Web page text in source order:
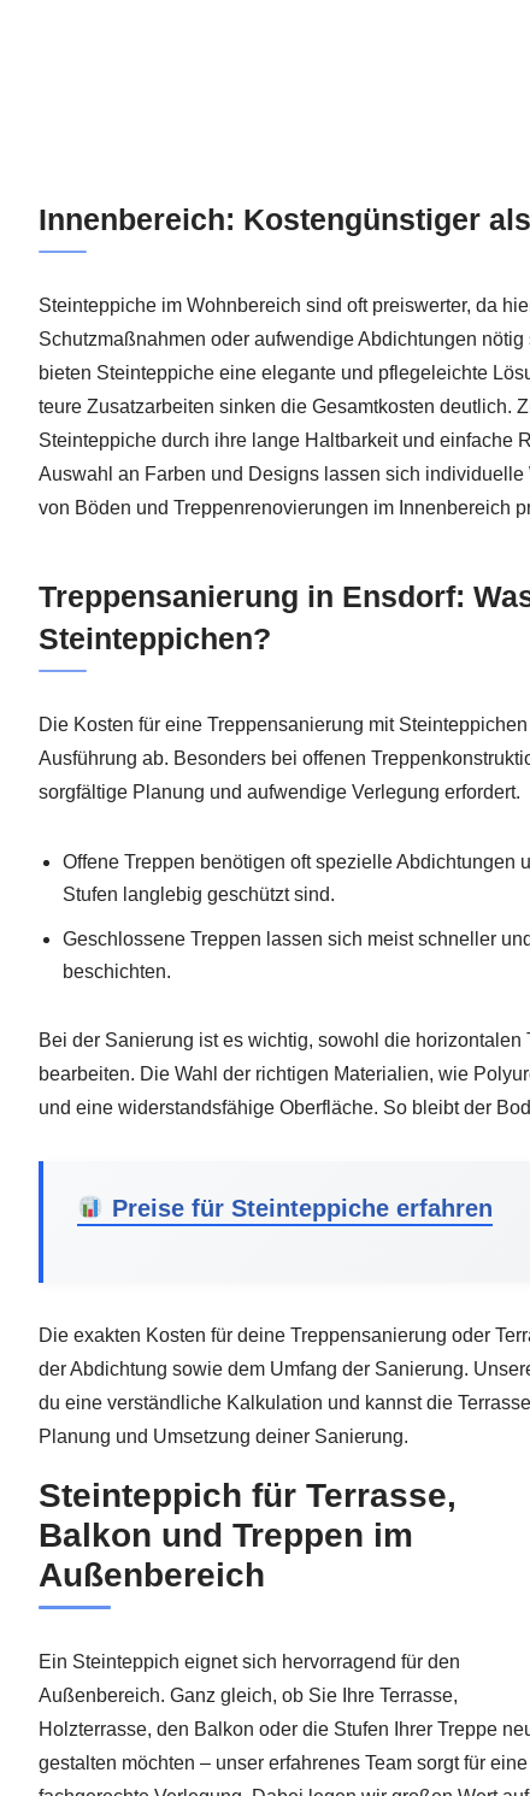
Innenbereich: Kostengünstiger
Steinteppiche im Wohnbereich sind oft preiswerter, da
Schutzmaßnahmen oder aufwendige Abdichtungen
bieten Steinteppiche eine elegante und pflegeleichte
teure Zusatzarbeiten sinken die Gesamtkosten deutlich.
Steinteppiche durch ihre lange Haltbarkeit und einfache
Auswahl an Farben und Designs lassen sich individuelle
von Böden und Treppenrenovierungen im Innenbereich
Treppensanierung in Ensdorf:
Steinteppichen?
Die Kosten für eine Treppensanierung mit
Ausführung ab. Besonders bei offenen
sorgfältige Planung und aufwendige Verlegung erfordert.
Offene Treppen benötigen oft spezielle
Stufen langlebig geschützt sind.
Geschlossene Treppen lassen sich meist schneller
beschichten.
Bei der Sanierung ist es wichtig, sowohl die
bearbeiten. Die Wahl der richtigen Materialien, wie
und eine widerstandsfähige Oberfläche. So bleibt der
Preise für Steinteppiche erfahren
Die exakten Kosten für deine Treppensanierung oder
der Abdichtung sowie dem Umfang der Sanierung.
du eine verständliche Kalkulation und kannst die
Planung und Umsetzung deiner Sanierung.
Steinteppich für Terrasse,
Balkon und Treppen im
Außenbereich
Ein Steinteppich eignet sich hervorragend für den
Außenbereich. Ganz gleich, ob Sie Ihre Terrasse,
Holzterrasse, den Balkon oder die Stufen Ihrer Treppe
gestalten möchten – unser erfahrenes Team sorgt für eine